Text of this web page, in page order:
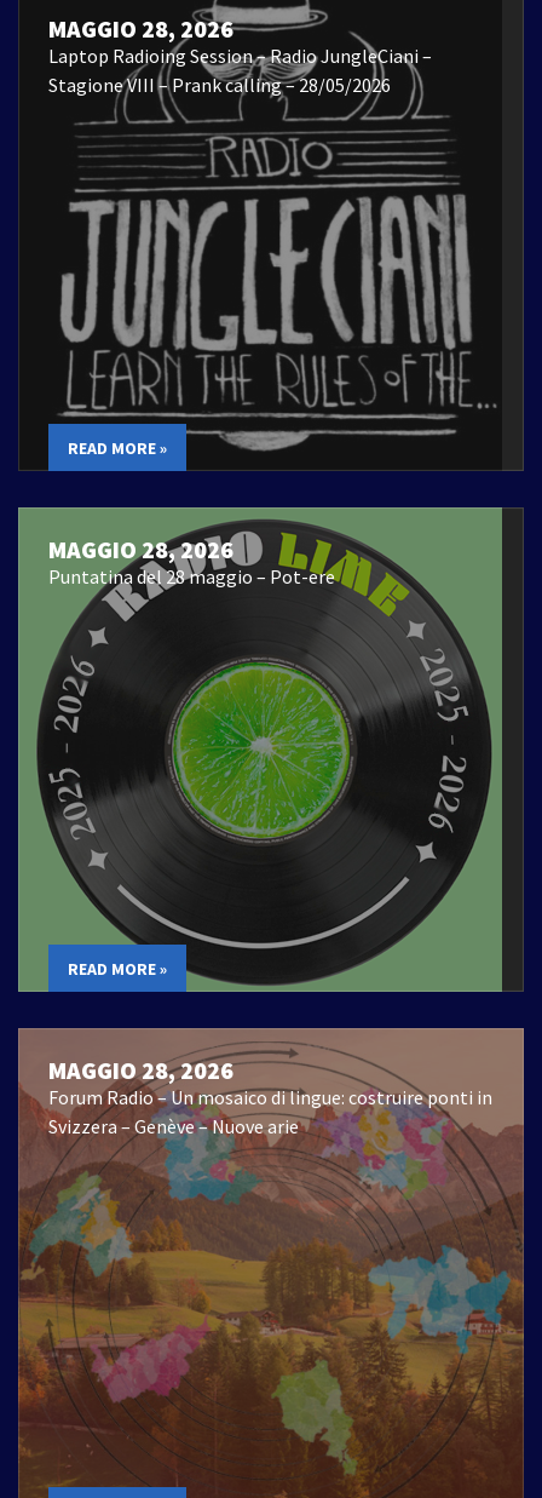
MAGGIO 28, 2026
Laptop Radioing Session – Radio JungleCiani –
Stagione VIII – Prank calling – 28/05/2026
READ MORE »
MAGGIO 28, 2026
Puntatina del 28 maggio – Pot-ere
READ MORE »
MAGGIO 28, 2026
Forum Radio – Un mosaico di lingue: costruire ponti in
Svizzera – Genève – Nuove arie